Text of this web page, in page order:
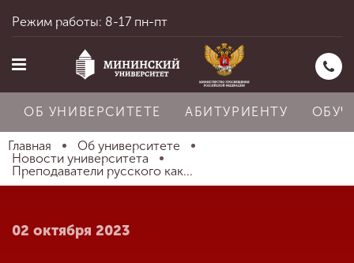
Главная
Режим работы: 8-17 пн-пт
ОБ УНИВЕРСИТЕТЕ АБИТУРИЕНТУ
Главная
Об университете
Новости университета
Преподаватели русского как...
02 октября 2023